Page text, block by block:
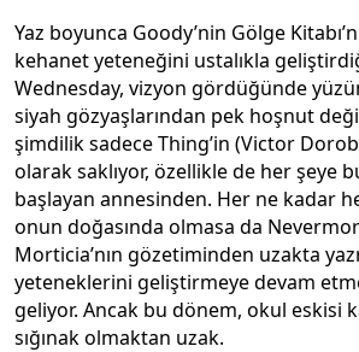
Yaz boyunca Goody’nin Gölge
kehanet yeteneğini ustalıkla
Wednesday, vizyon gördüğünde
siyah gözyaşlarından pek hoşnut
şimdilik sadece Thing’in (Victor
olarak saklıyor, özellikle de her şeye
başlayan annesinden. Her ne kadar
onun doğasında olmasa da
Morticia’nın gözetiminden uzakta
yeteneklerini geliştirmeye devam
geliyor. Ancak bu dönem, okul eskisi
sığınak olmaktan uzak.